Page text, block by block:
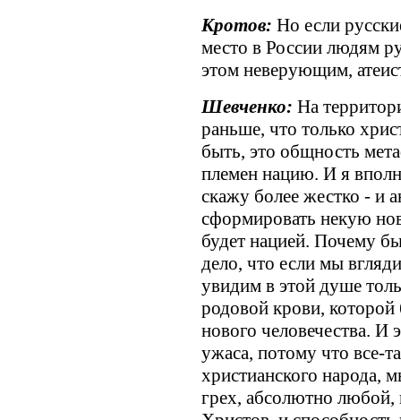
Кротов: Но если
место в России людям
этом неверующим,
Шевченко: На
раньше, что только
быть, это общность
племен нацию. И я
скажу более жестко - и
сформировать некую
будет нацией. Почему
дело, что если мы
увидим в этой душе
родовой крови,
нового человечества. И
ужаса, потому что все-
христианского народа,
грех, абсолютно